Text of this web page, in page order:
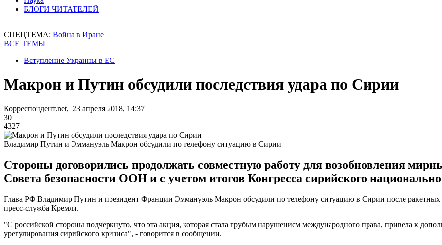
БЛОГИ ЧИТАТЕЛЕЙ
СПЕЦТЕМА: Война в Иране
ВСЕ ТЕМЫ
Вступление Украины в ЕС
Макрон и Путин обсудили последствия удара по Сирии
Корреспондент.net, 23 апреля 2018, 14:37
30
4327
Владимир Путин и Эммануэль Макрон обсудили по телефону ситуацию в Сирии
Стороны договорились продолжать совместную работу для возобновления
Совета безопасности ООН и с учетом итогов Конгресса сирийского
Глава РФ Владимир Путин и президент Франции Эммануэль Макрон обсудили по телефону ситуацию в Сирии после ракетных
пресс-служба Кремля.
"С российской стороны подчеркнуто, что эта акция, которая стала грубым нарушением международного права, привела к
урегулирования сирийского кризиса", - говорится в сообщении.